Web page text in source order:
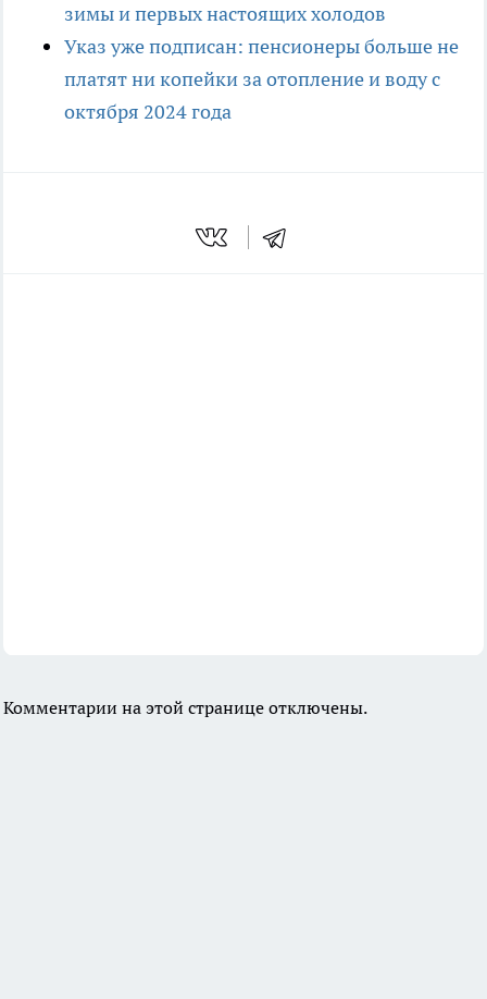
зимы и первых настоящих холодов
Указ уже подписан: пенсионеры больше не
платят ни копейки за отопление и воду с
октября 2024 года
Комментарии на этой странице отключены.